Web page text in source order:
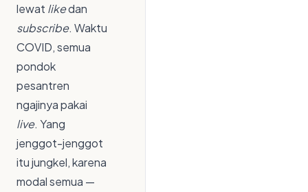
lewat likedan
subscribe. Waktu
COVID, semua
pondok
pesantren
ngajinya pakai
live. Yang
jenggot-jenggot
itu jungkel, karena
modal semua —